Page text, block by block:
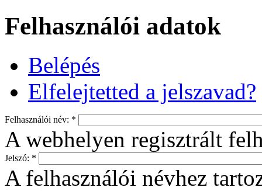
Felhasználói adatok
Belépés
Elfelejtetted a jelszavad?
Felhasználói név: *
A webhelyen regisztrált
Jelszó: *
A felhasználói névhez